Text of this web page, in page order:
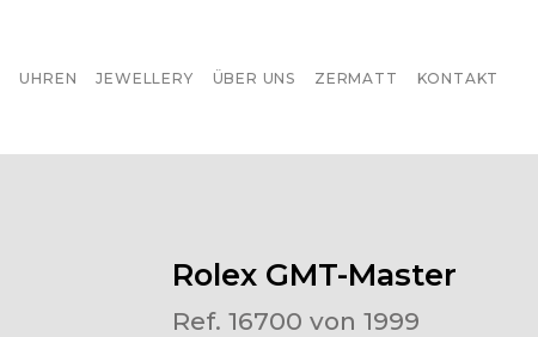
UHREN JEWELLERY ÜBER UNS ZERMATT KONTAKT
Rolex GMT-Master
Ref. 16700 von 1999